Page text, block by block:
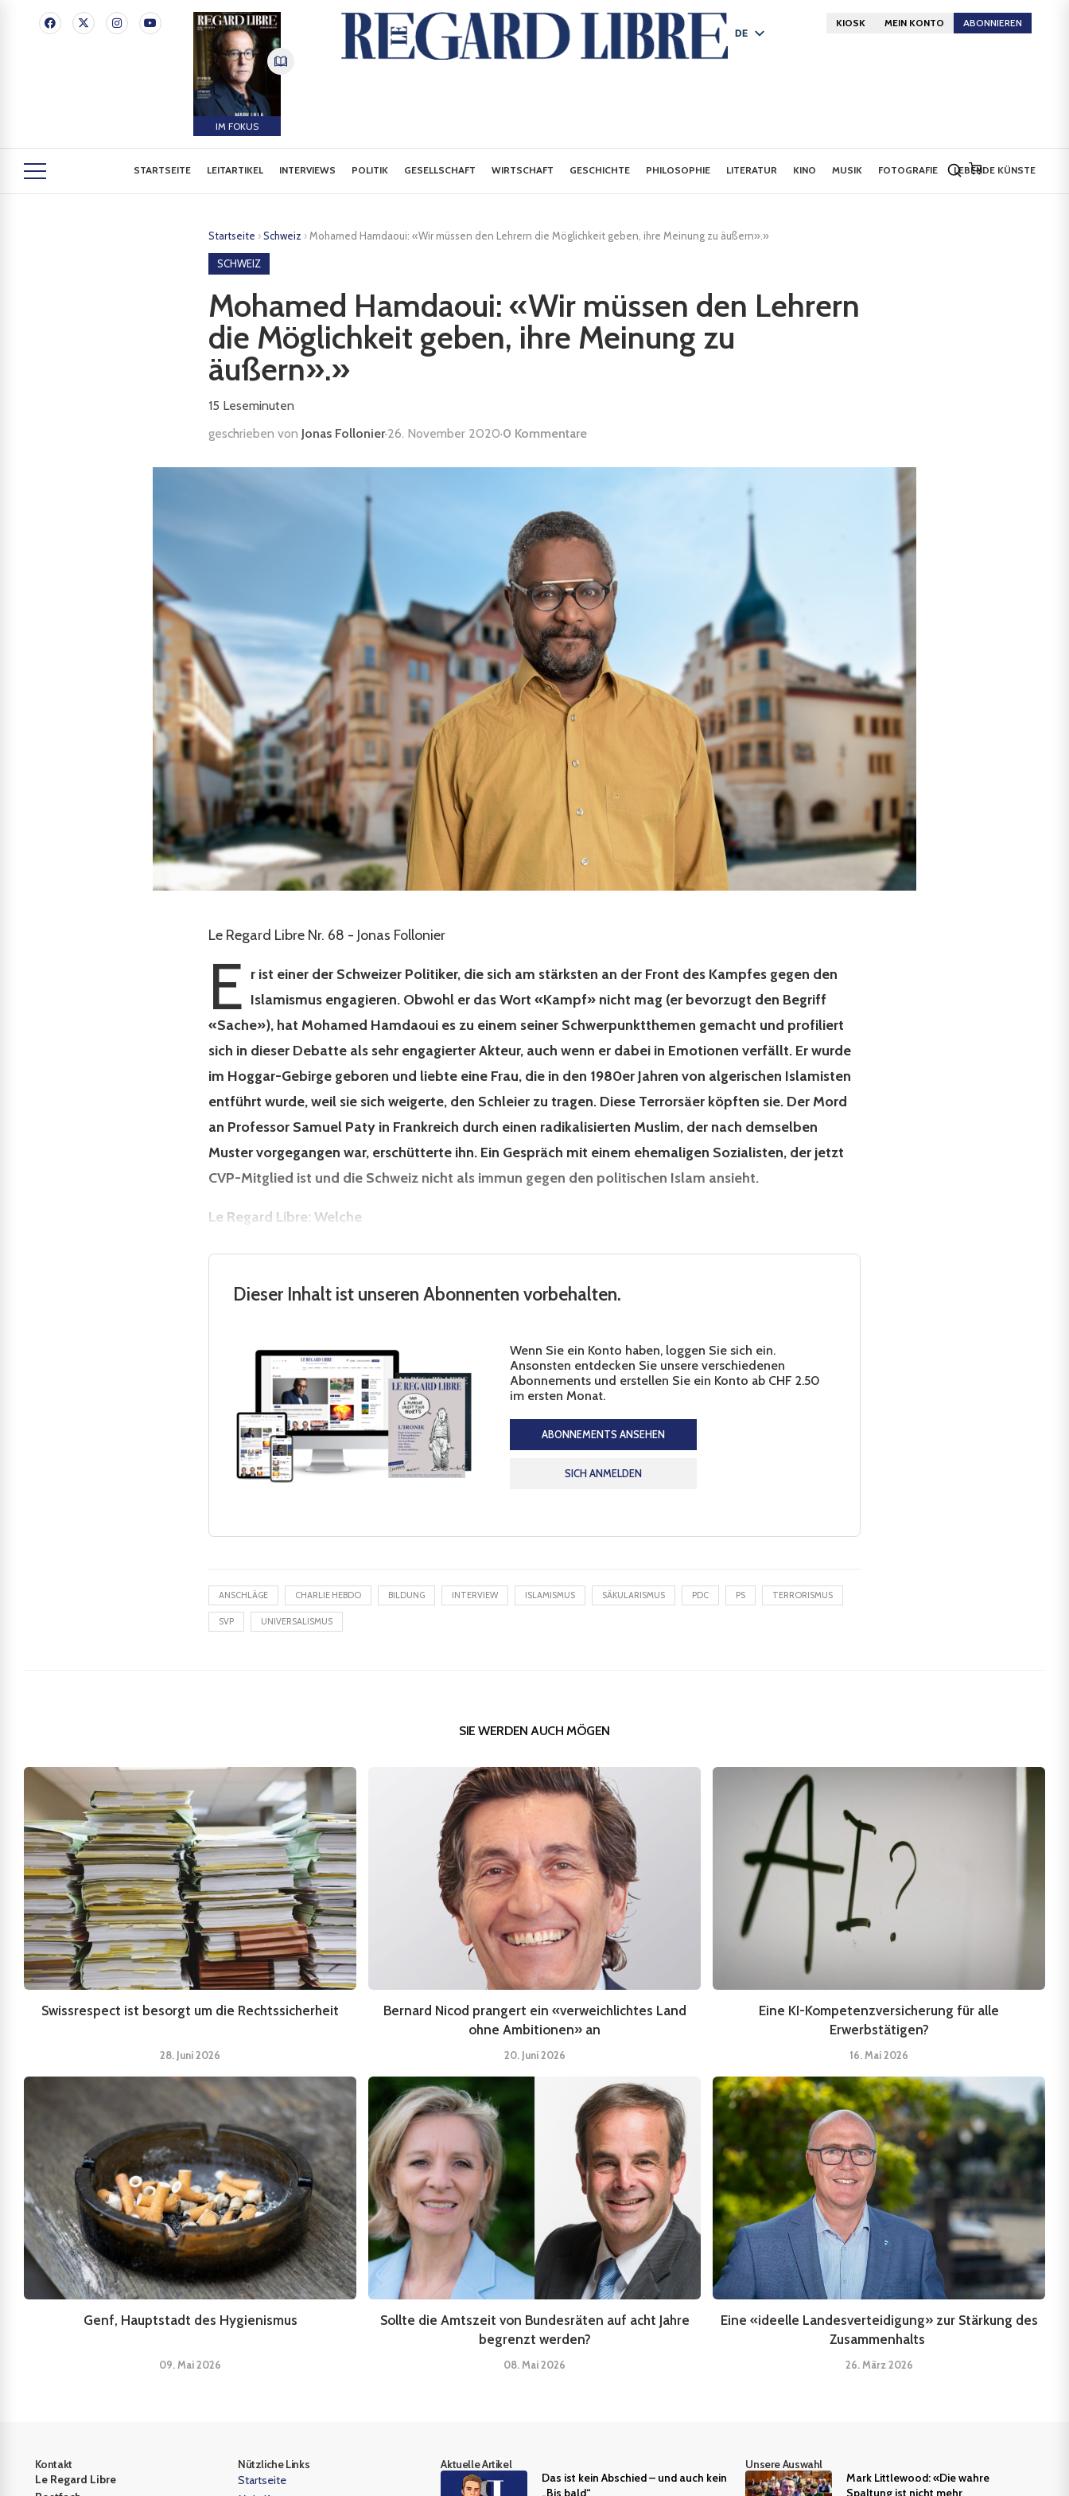
IM FOKUS
DE
KIOSK MEIN KONTO ABONNIEREN
STARTSEITE LEITARTIKEL INTERVIEWS POLITIK GESELLSCHAFT WIRTSCHAFT GESCHICHTE PHILOSOPHIE LITERATUR KINO MUSIK FOTOGRAFIE LEBENDE KÜNSTE
Startseite ›Schweiz › Mohamed Hamdaoui: «Wir müssen den Lehrern die Möglichkeit geben, ihre Meinung zu äußern».»
SCHWEIZ
Mohamed Hamdaoui: «Wir müssen den Lehrern
die Möglichkeit geben, ihre Meinung zu
äußern».»
15 Leseminuten
geschrieben von Jonas Follonier·26. November 2020·0 Kommentare
Le Regard Libre Nr. 68 - Jonas Follonier
E r ist einer der Schweizer Politiker, die sich am stärksten an der Front des Kampfes gegen den
Islamismus engagieren. Obwohl er das Wort «Kampf» nicht mag (er bevorzugt den Begriff
«Sache»), hat Mohamed Hamdaoui es zu einem seiner Schwerpunktthemen gemacht und profiliert
sich in dieser Debatte als sehr engagierter Akteur, auch wenn er dabei in Emotionen verfällt. Er wurde
im Hoggar-Gebirge geboren und liebte eine Frau, die in den 1980er Jahren von algerischen Islamisten
entführt wurde, weil sie sich weigerte, den Schleier zu tragen. Diese Terrorsäer köpften sie. Der Mord
an Professor Samuel Paty in Frankreich durch einen radikalisierten Muslim, der nach demselben
Muster vorgegangen war, erschütterte ihn. Ein Gespräch mit einem ehemaligen Sozialisten, der jetzt
CVP-Mitglied ist und die Schweiz nicht als immun gegen den politischen Islam ansieht.
Le Regard Libre: Welche
Dieser Inhalt ist unseren Abonnenten vorbehalten.
Wenn Sie ein Konto haben, loggen Sie sich ein.
Ansonsten entdecken Sie unsere verschiedenen
Abonnements und erstellen Sie ein Konto ab CHF 2.50
im ersten Monat.
ABONNEMENTS ANSEHEN
SICH ANMELDEN
ANSCHLÄGE CHARLIE HEBDO BILDUNG INTERVIEW ISLAMISMUS SÄKULARISMUS PDC PS TERRORISMUS
SVP UNIVERSALISMUS
SIE WERDEN AUCH MÖGEN
Swissrespect ist besorgt um die Rechtssicherheit
28. Juni 2026
Bernard Nicod prangert ein «verweichlichtes Land
ohne Ambitionen» an
20. Juni 2026
Eine KI-Kompetenzversicherung für alle
Erwerbstätigen?
16. Mai 2026
Genf, Hauptstadt des Hygienismus
09. Mai 2026
Sollte die Amtszeit von Bundesräten auf acht Jahre
begrenzt werden?
08. Mai 2026
Eine «ideelle Landesverteidigung» zur Stärkung des
Zusammenhalts
26. März 2026
Kontakt
Le Regard Libre
Nützliche Links
Startseite
Aktuelle Artikel
Das ist kein Abschied – und auch kein
„Bis bald“
Unsere Auswahl
Mark Littlewood: «Die wahre
Spaltung ist nicht mehr